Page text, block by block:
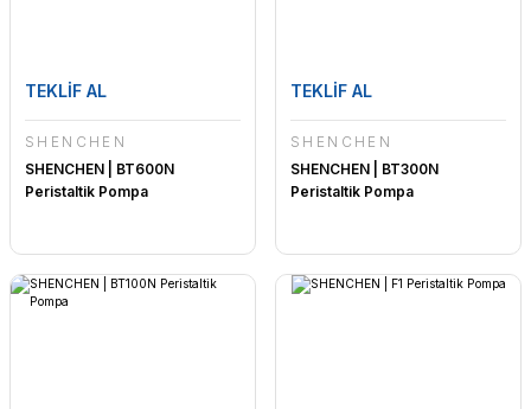
TEKLİF AL
SHENCHEN
SHENCHEN | BT600N
Peristaltik Pompa
TEKLİF AL
SHENCHEN
SHENCHEN | BT300N
Peristaltik Pompa